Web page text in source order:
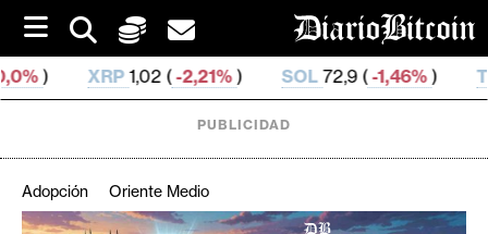
i
p
t
o
(-2,21% SOL72,9 (-1,46% ) TRX0,326 756 (
PUBLICIDAD
Adopción Oriente Medio